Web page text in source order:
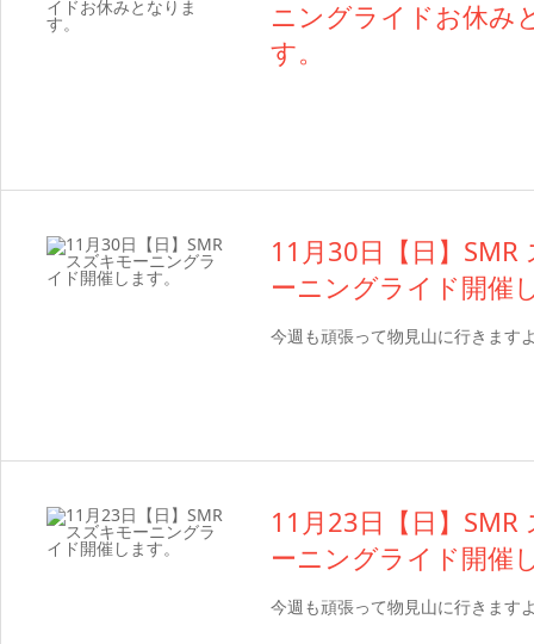
ニングライドお休み
す。
11月30日【日】SMR
ーニングライド開催
今週も頑張って物見山に行きます
11月23日【日】SMR
ーニングライド開催
今週も頑張って物見山に行きます